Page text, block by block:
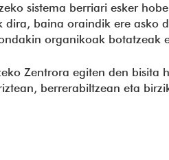
sistema berriari esker
dira, baina oraindik ere
organikoak botatzeak
Zentrora egiten den
berrerabiltzean eta